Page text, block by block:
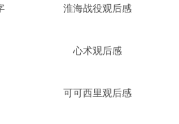
淮海战役观后感
心术观后感
可可西里观后感